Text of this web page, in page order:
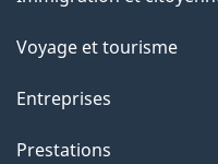
m
e
n
sujets
Voyage et tourisme
Entreprises
Prestations